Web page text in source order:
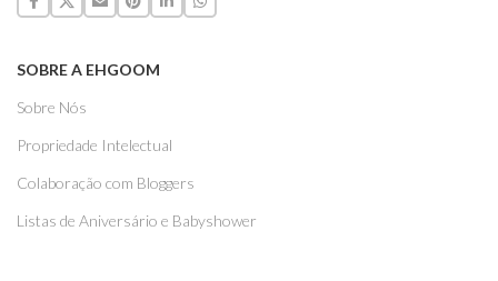
SOBRE A EHGOOM
Sobre Nós
Propriedade Intelectual
Colaboração com Bloggers
Listas de Aniversário e Babyshower